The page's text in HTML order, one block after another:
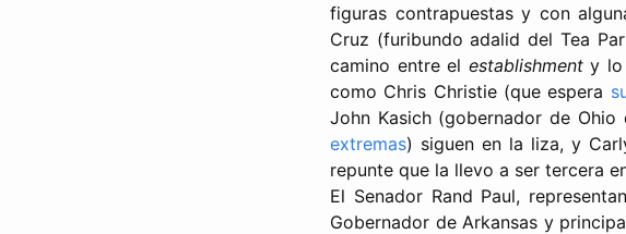
figuras contrapuestas y con
Cruz (furibundo adalid del Tea
camino entre el establishmenty lo
como Chris Christie (que espera
John Kasich (gobernador de
extremas) siguen en la liza, y
repunte que la llevo a ser tercera
El Senador Rand Paul,
Gobernador de Arkansas y